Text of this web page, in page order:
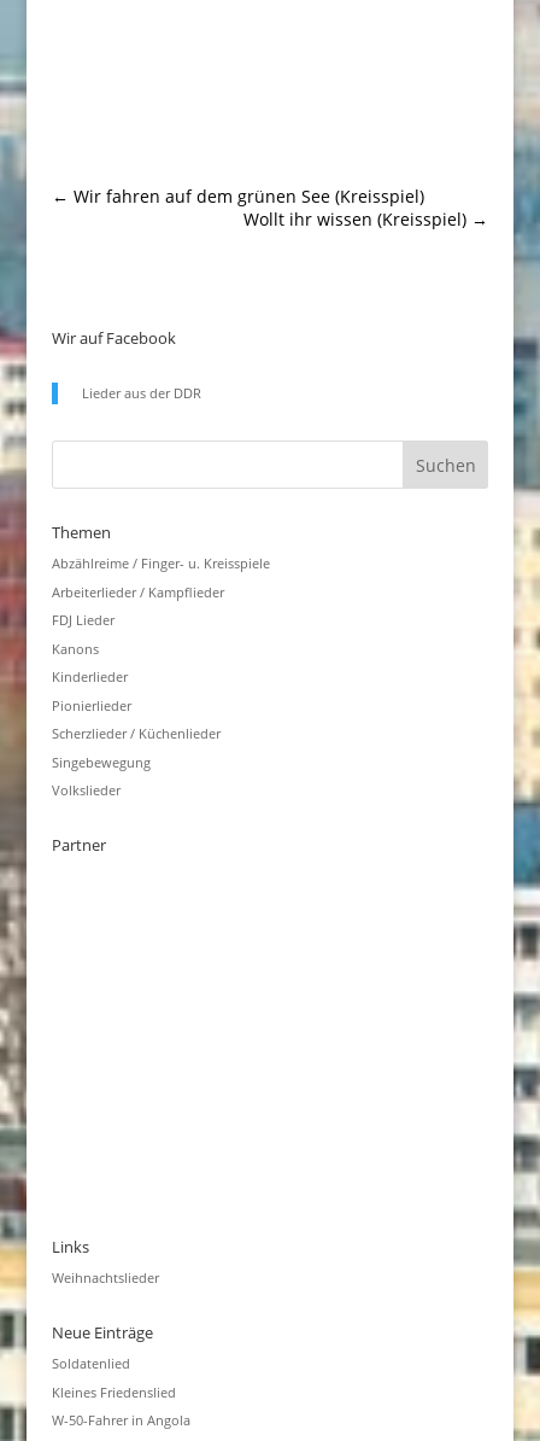
← Wir fahren auf dem grünen See (Kreisspiel)
Wollt ihr wissen (Kreisspiel) →
Wir auf Facebook
Lieder aus der DDR
Themen
Abzählreime / Finger- u. Kreisspiele
Arbeiterlieder / Kampflieder
FDJ Lieder
Kanons
Kinderlieder
Pionierlieder
Scherzlieder / Küchenlieder
Singebewegung
Volkslieder
Partner
Links
Weihnachtslieder
Neue Einträge
Soldatenlied
Kleines Friedenslied
W-50-Fahrer in Angola